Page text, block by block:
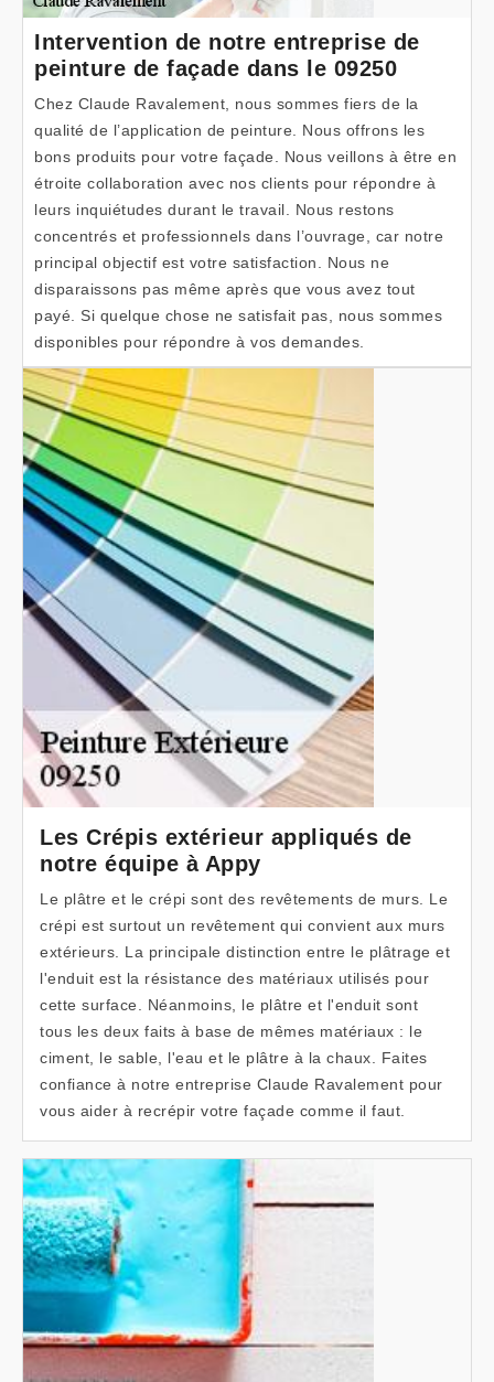
Intervention de notre entreprise de
peinture de façade dans le 09250
Chez Claude Ravalement, nous sommes fiers de la
qualité de l’application de peinture. Nous offrons les
bons produits pour votre façade. Nous veillons à être en
étroite collaboration avec nos clients pour répondre à
leurs inquiétudes durant le travail. Nous restons
concentrés et professionnels dans l’ouvrage, car notre
principal objectif est votre satisfaction. Nous ne
disparaissons pas même après que vous avez tout
payé. Si quelque chose ne satisfait pas, nous sommes
disponibles pour répondre à vos demandes.
Les Crépis extérieur appliqués de
notre équipe à Appy
Le plâtre et le crépi sont des revêtements de murs. Le
crépi est surtout un revêtement qui convient aux murs
extérieurs. La principale distinction entre le plâtrage et
l'enduit est la résistance des matériaux utilisés pour
cette surface. Néanmoins, le plâtre et l'enduit sont
tous les deux faits à base de mêmes matériaux : le
ciment, le sable, l'eau et le plâtre à la chaux. Faites
confiance à notre entreprise Claude Ravalement pour
vous aider à recrépir votre façade comme il faut.